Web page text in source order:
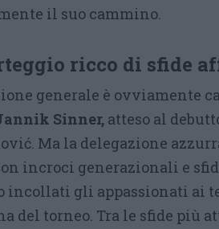
il suo cammino.
ricco di sfide
generale è ovviamente
Sinner, atteso al
Ma la delegazione
incroci generazionali e
incollati gli appassionati ai
del torneo. Tra le sfide più